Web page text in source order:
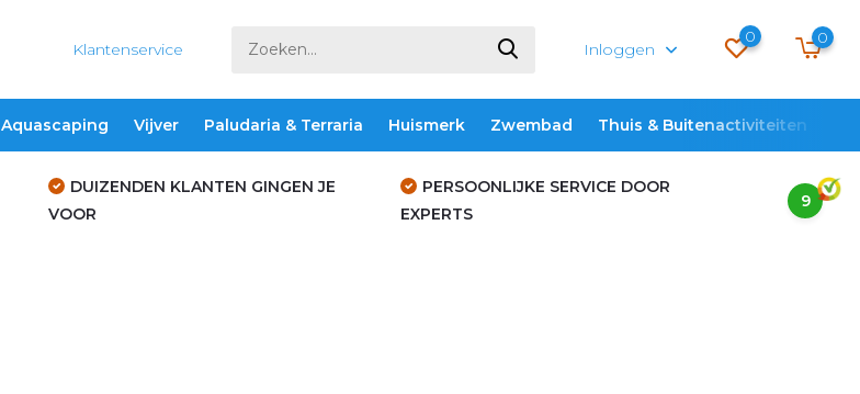
Klantenservice Inloggen
0 0
Aquascaping Vijver Paludaria & Terraria Huismerk Zwembad Thuis & Buitenactiviteiten
DUIZENDEN KLANTEN GINGEN JE
VOOR
PERSOONLIJKE SERVICE DOOR
EXPERTS
9